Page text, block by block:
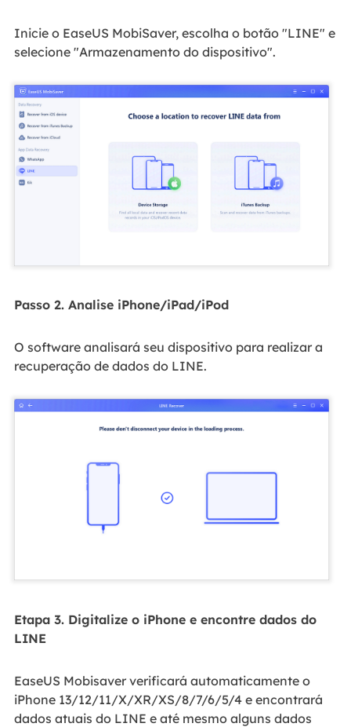
Inicie o EaseUS MobiSaver, escolha o botão "LINE" e
selecione "Armazenamento do dispositivo".
Passo 2. Analise iPhone/iPad/iPod
O software analisará seu dispositivo para realizar a
recuperação de dados do LINE.
Etapa 3. Digitalize o iPhone e encontre dados do
LINE
EaseUS Mobisaver verificará automaticamente o
iPhone 13/12/11/X/XR/XS/8/7/6/5/4 e encontrará
dados atuais do LINE e até mesmo alguns dados